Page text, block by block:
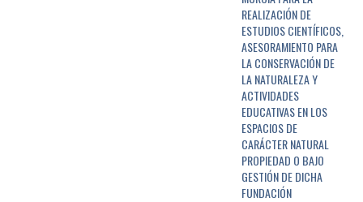
REALIZACIÓN DE
ESTUDIOS CIENTÍFICOS,
ASESORAMIENTO PARA
LA CONSERVACIÓN DE
LA NATURALEZA Y
ACTIVIDADES
EDUCATIVAS EN LOS
ESPACIOS DE
CARÁCTER NATURAL
PROPIEDAD O BAJO
GESTIÓN DE DICHA
FUNDACIÓN